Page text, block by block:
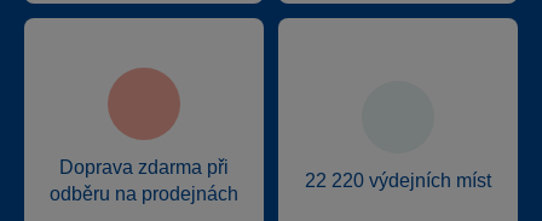
Doprava zdarma při
odběru na prodejnách
22 220 výdejních míst